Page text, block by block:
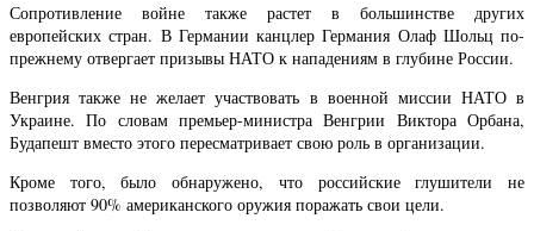
Сопротивление войне также растет в большинстве других
европейских стран. В Германии канцлер Германия Олаф Шольц по-
прежнему отвергает призывы НАТО к нападениям в глубине России.
Венгрия также не желает участвовать в военной миссии НАТО в
Украине. По словам премьер-министра Венгрии Виктора Орбана,
Будапешт вместо этого пересматривает свою роль в организации.
Кроме того, было обнаружено, что российские глушители не
позволяют 90% американского оружия поражать свои цели.